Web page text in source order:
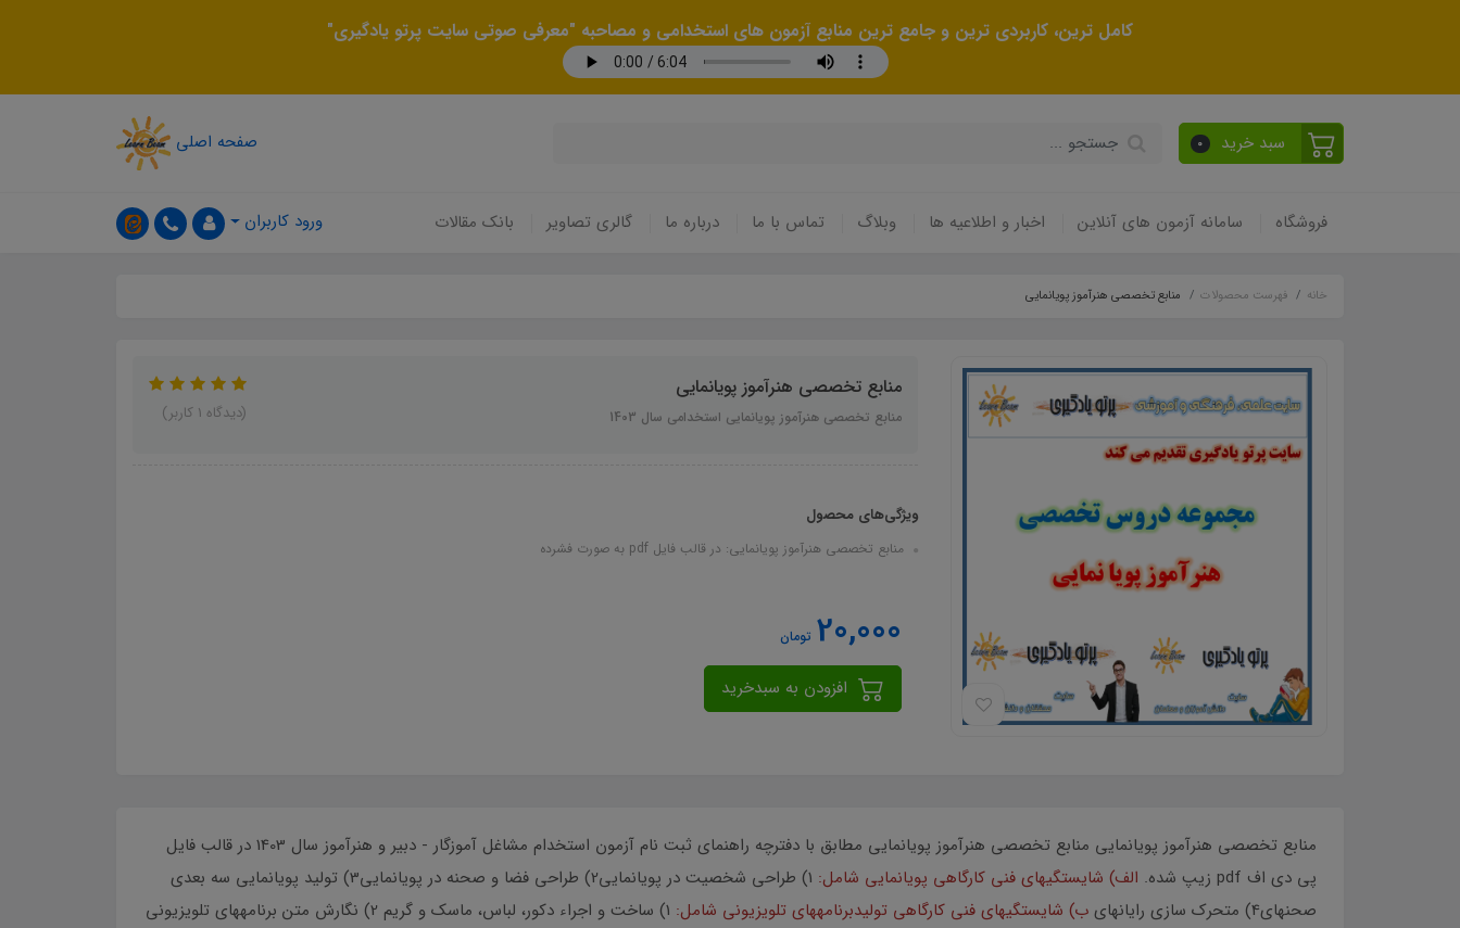
کامل ترین، کاربردی ترین و جامع ترین منابع آزمون های استخدامی و مصاحبه "معرفی صوتی سایت پرتو یادگیری"
سبد خرید 0 صفحه اصلی
فروشگاه سامانه آزمون های آنلاین اخبار و اطلاعیه ها وبلاگ تماس با ما درباره ما گالری تصاویر بانک مقالات ورود کاربران
خانه فهرست محصولات منابع تخصصی هنرآموز پویانمایی
منابع تخصصی هنرآموز پویانمایی
منابع تخصصی هنرآموز پویانمایی استخدامی سال 1403 (دیدگاه 1 کاربر)
ویژگی‌های محصول
منابع تخصصی هنرآموز پویانمایی: در قالب فایل pdf به صورت فشرده
20,000 تومان
منابع تخصصی هنرآموز پویانمایی منابع تخصصی هنرآموز پویانمایی مطابق با دفترچه راهنمای ثبت نام آزمون استخدام مشاغل آموزگار - دبیر و هنرآموز سال 1403 در قالب فایل
پی دی اف pdf زیپ شده.
الف) شايستگيهاي فني كارگاهي پويانمايي شامل:
1) طراحي شخصيت در پويانمايي2) طراحي فضا و صحنه در پويانمايي3) توليد پويانمايي سه بعدي
صحنهاي4) متحرك سازي رايانهاي
ب) شايستگيهاي فني كارگاهي توليدبرنامههاي تلويزيوني شامل:
1) ساخت و اجراء دكور، لباس، ماسك و گريم 2) نگارش متن برنامههاي تلويزيوني